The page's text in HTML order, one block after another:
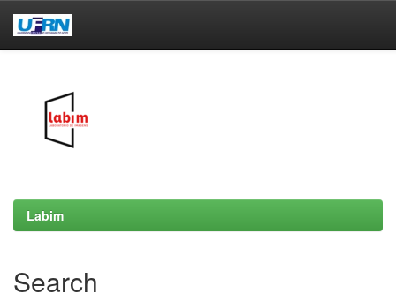
Labim
Search